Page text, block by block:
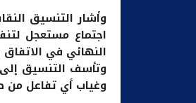
وأشار التنسيق
اجتماع مستعجل
النهائي في
وتأسف التنسيق إلى
وغياب أي تفاعل من